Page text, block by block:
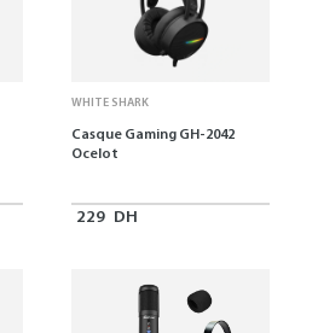
WHITE SHARK
Casque Gaming GH-2042
Ocelot
229 DH